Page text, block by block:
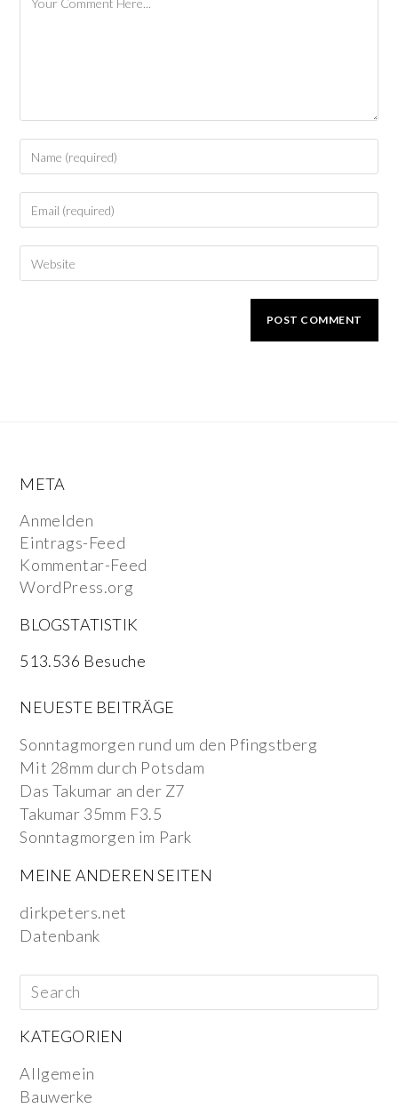
META
Anmelden
Eintrags-Feed
Kommentar-Feed
WordPress.org
BLOGSTATISTIK
513.536 Besuche
NEUESTE BEITRÄGE
Sonntagmorgen rund um den Pfingstberg
Mit 28mm durch Potsdam
Das Takumar an der Z7
Takumar 35mm F3.5
Sonntagmorgen im Park
MEINE ANDEREN SEITEN
dirkpeters.net
Datenbank
KATEGORIEN
Allgemein
Bauwerke